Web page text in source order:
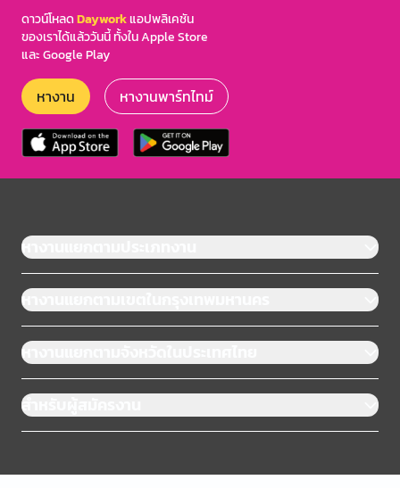
ดาวน์โหลดDayworkแอปพลิเคชัน
ของเราได้แล้ววันนี้ ทั้งใน Apple Store
และ Google Play
หางาน หางานพาร์ทไทม์
หางานแยกตามประเภทงาน
หางานแยกตามเขตในกรุงเทพมหานคร
หางานแยกตามจังหวัดในประเทศไทย
สำหรับผู้สมัครงาน